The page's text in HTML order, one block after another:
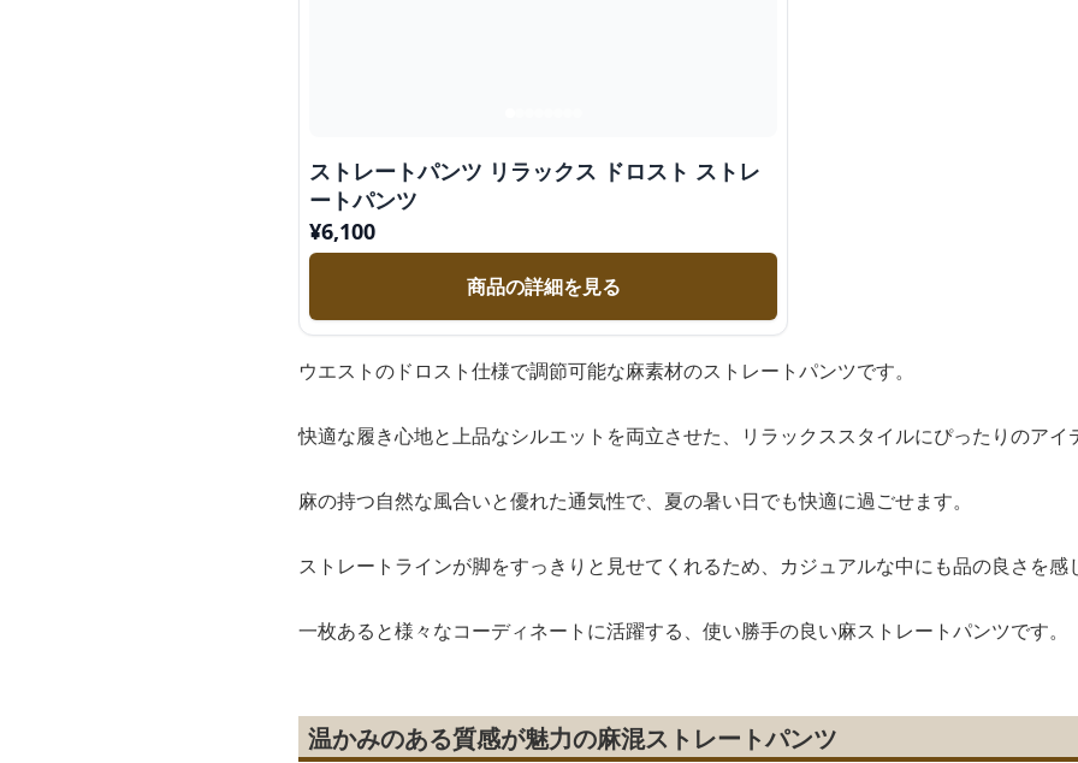
ストレートパンツ リラックス ドロスト ストレ
ートパンツ
¥6,100
商品の詳細を見る
ウエストのドロスト仕様で調節可能な麻素材のストレートパンツです。
快適な履き心地と上品なシルエットを両立させた、リラックススタイルにぴったりのアイ
麻の持つ自然な風合いと優れた通気性で、夏の暑い日でも快適に過ごせます。
ストレートラインが脚をすっきりと見せてくれるため、カジュアルな中にも品の良さを感
一枚あると様々なコーディネートに活躍する、使い勝手の良い麻ストレートパンツです。
温かみのある質感が魅力の麻混ストレートパンツ